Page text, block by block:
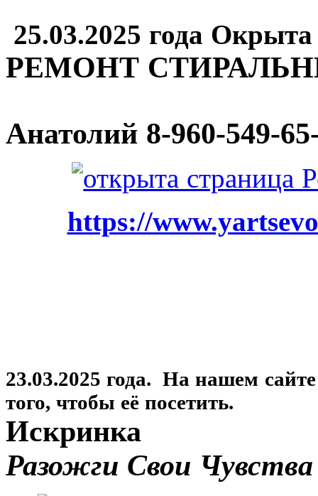
25.03.2025 года
РЕМОНТ
Анатолий 8-960-549-
https://
23.03.2025 года. На нашем
того, чтобы её посетить.
Искринка
Разожги Свои Чувства